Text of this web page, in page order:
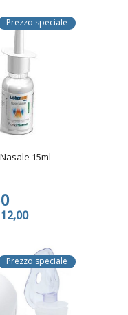
Prezzo speciale
15ml
Prezzo speciale